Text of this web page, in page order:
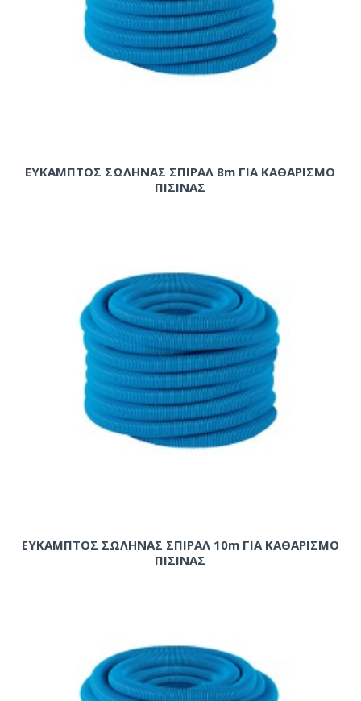
ΕΥΚΑΜΠΤΟΣ ΣΩΛΗΝΑΣ ΣΠΙΡΑΛ 8m ΓΙΑ ΚΑΘΑΡΙΣΜΟ
ΠΙΣΙΝΑΣ
ΕΥΚΑΜΠΤΟΣ ΣΩΛΗΝΑΣ ΣΠΙΡΑΛ 10m ΓΙΑ ΚΑΘΑΡΙΣΜΟ
ΠΙΣΙΝΑΣ